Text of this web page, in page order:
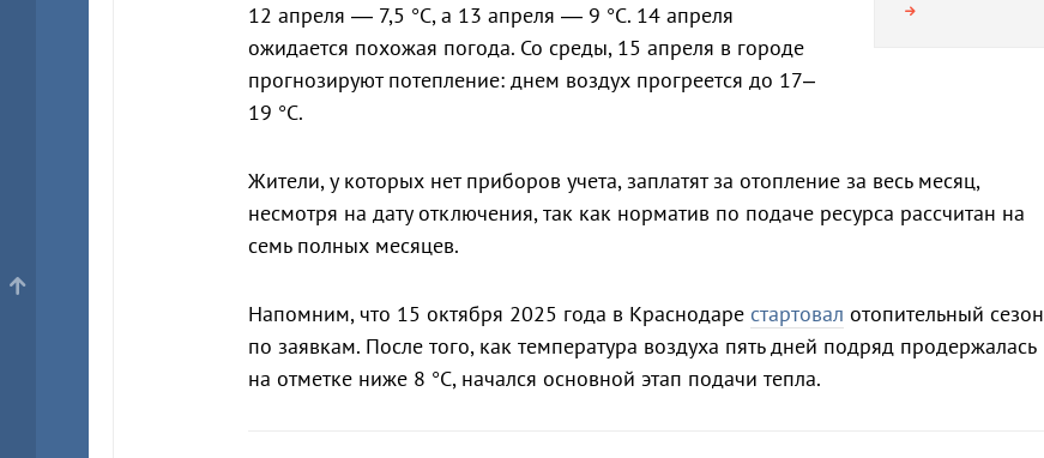
12 апреля — 7,5 °C, а 13 апреля — 9 °C. 14 апреля
ожидается похожая погода. Со среды, 15 апреля в городе
прогнозируют потепление: днем воздух прогреется до 17–
19 °C.
Жители, у которых нет приборов учета, заплатят за отопление за весь месяц,
несмотря на дату отключения, так как норматив по подаче ресурса рассчитан на
семь полных месяцев.
Напомним, что 15 октября 2025 года в Краснодаре стартовал отопительный сезон
по заявкам. После того, как температура воздуха пять дней подряд продержалась
на отметке ниже 8 °C, начался основной этап подачи тепла.